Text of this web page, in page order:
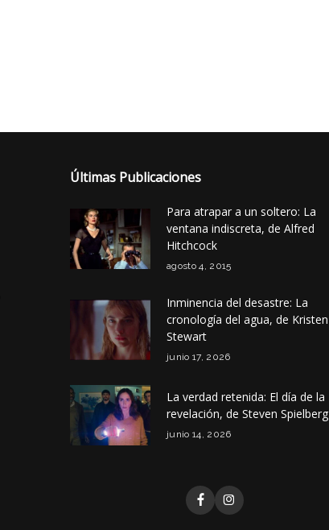
Últimas Publicaciones
Para atrapar a un soltero: La
ventana indiscreta, de Alfred
Hitchcock
agosto 4, 2015
Inminencia del desastre: La
cronología del agua, de Kristen
Stewart
junio 17, 2026
La verdad retenida: El día de la
revelación, de Steven Spielberg
junio 14, 2026